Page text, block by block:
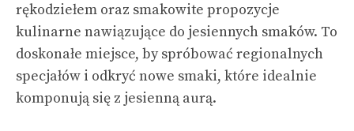
rękodziełem oraz smakowite propozycje
kulinarne nawiązujące do jesiennych smaków. To
doskonałe miejsce, by spróbować regionalnych
specjałów i odkryć nowe smaki, które idealnie
komponują się z jesienną aurą.